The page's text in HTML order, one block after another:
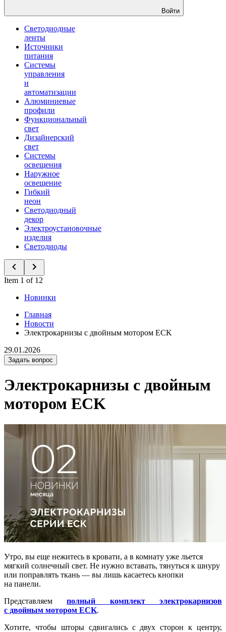
Войти
Светодиодные
ленты
Источники
питания
Системы
управления
и
автоматизации
Алюминиевые
профили
Функциональный
свет
Дизайнерский
свет
Системы
освещения
Наружное
освещение
Гибкий
неон
Светодиодный
декор
Электроустановочные
изделия
Светодиоды
Item 1 of 12
Новинки
Главная
Новости
Электрокарнизы с двойным мотором ECK
29.01.2026
Задать вопрос
Электрокарнизы с двойным
мотором ECK
Утро, вы еще нежитесь в кровати, а в комнату уже льется
мягкий солнечный свет. Не нужно вставать, тянуться к шнуру
или поправлять ткань — вы лишь касаетесь кнопки
на панели.
Представляемполный комплект электрокарнизов
с двойным мотором ECK.
Хотите, чтобы шторы сдвигались с двух сторон к центру,